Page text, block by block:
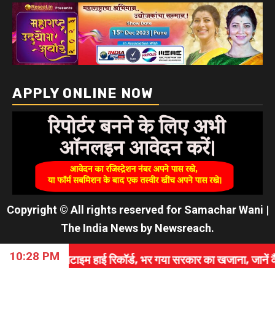
APPLY ONLINE NOW
Copyright © All rights reserved for Samachar Wani |
The India News by Newsreach.
10:28 PM
हाई रिकॉर्ड, भर गया सरकार का खजाना, जानें कैसे रचा